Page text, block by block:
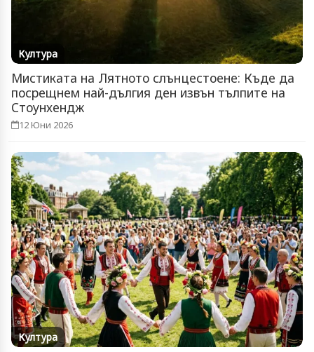
Култура
Мистиката на Лятното слънцестоене: Къде да
посрещнем най-дългия ден извън тълпите на
Стоунхендж
12 Юни 2026
Култура